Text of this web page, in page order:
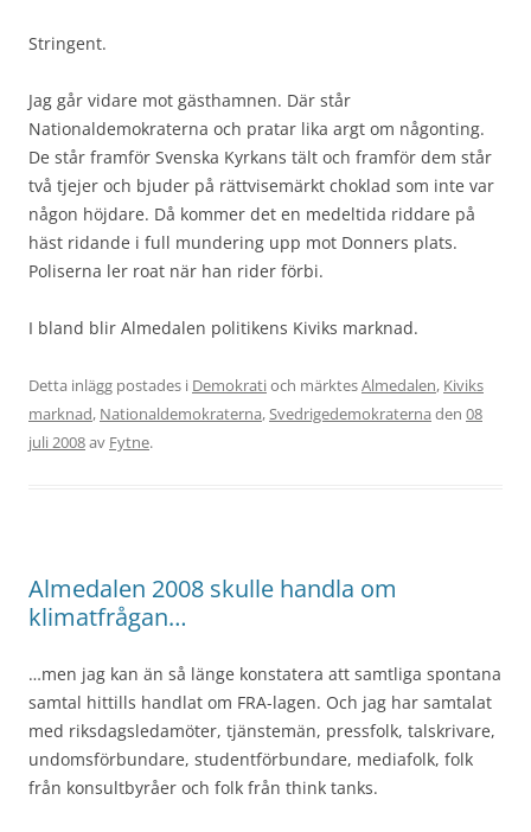
Stringent.
Jag går vidare mot gästhamnen. Där står
Nationaldemokraterna och pratar lika argt om någonting.
De står framför Svenska Kyrkans tält och framför dem står
två tjejer och bjuder på rättvisemärkt choklad som inte var
någon höjdare. Då kommer det en medeltida riddare på
häst ridande i full mundering upp mot Donners plats.
Poliserna ler roat när han rider förbi.
I bland blir Almedalen politikens Kiviks marknad.
Detta inlägg postades i Demokratioch märktesAlmedalen, Kiviks
marknad, Nationaldemokraterna,Svedrigedemokraterna den 08
juli 2008av Fytne.
Almedalen 2008 skulle handla om
klimatfrågan…
…men jag kan än så länge konstatera att samtliga spontana
samtal hittills handlat om FRA-lagen. Och jag har samtalat
med riksdagsledamöter, tjänstemän, pressfolk, talskrivare,
undomsförbundare, studentförbundare, mediafolk, folk
från konsultbyråer och folk från think tanks.